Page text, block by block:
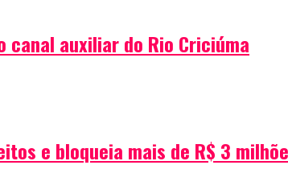
canal auxiliar do Rio Criciúma
e bloqueia mais de R$ 3